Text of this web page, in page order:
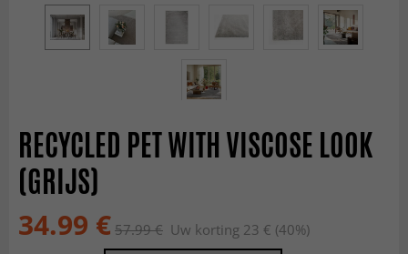
RECYCLED PET WITH VISCOSE LOOK
(GRIJS)
34.99 € 57.99 € Uw korting 23 € (40%)